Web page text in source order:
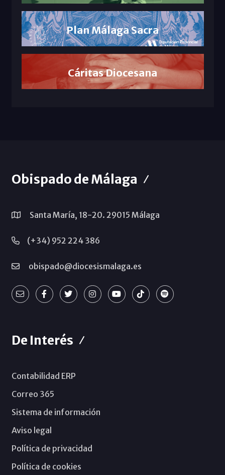
Plan Málaga Sacra
Cáritas Diocesana
Obispado de Málaga
Santa María, 18-20. 29015 Málaga
(+34) 952 224 386
obispado@diocesismalaga.es
De Interés
Contabilidad ERP
Correo 365
Sistema de información
Aviso legal
Política de privacidad
Política de cookies